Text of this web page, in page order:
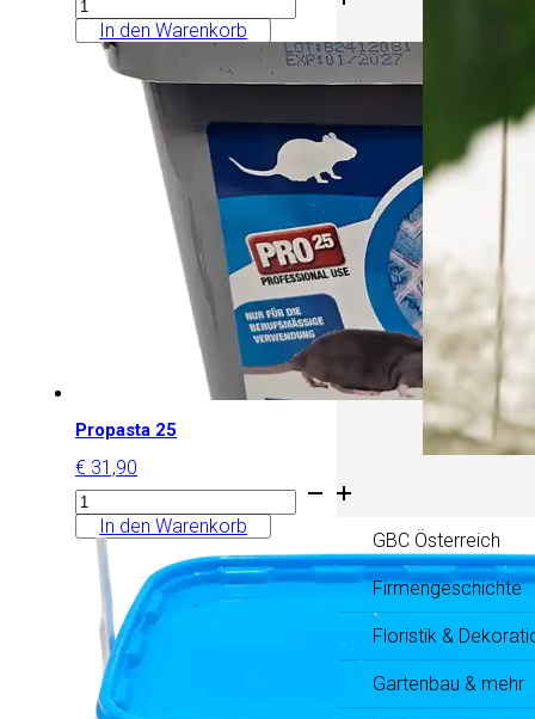
GBC Österreich
Firmengeschichte
Floristik &
Gartenbau & mehr
Forte
MengeIn den Warenkorb
Propasta 25
€ 31,90
Propasta
25
MengeIn den Warenkorb